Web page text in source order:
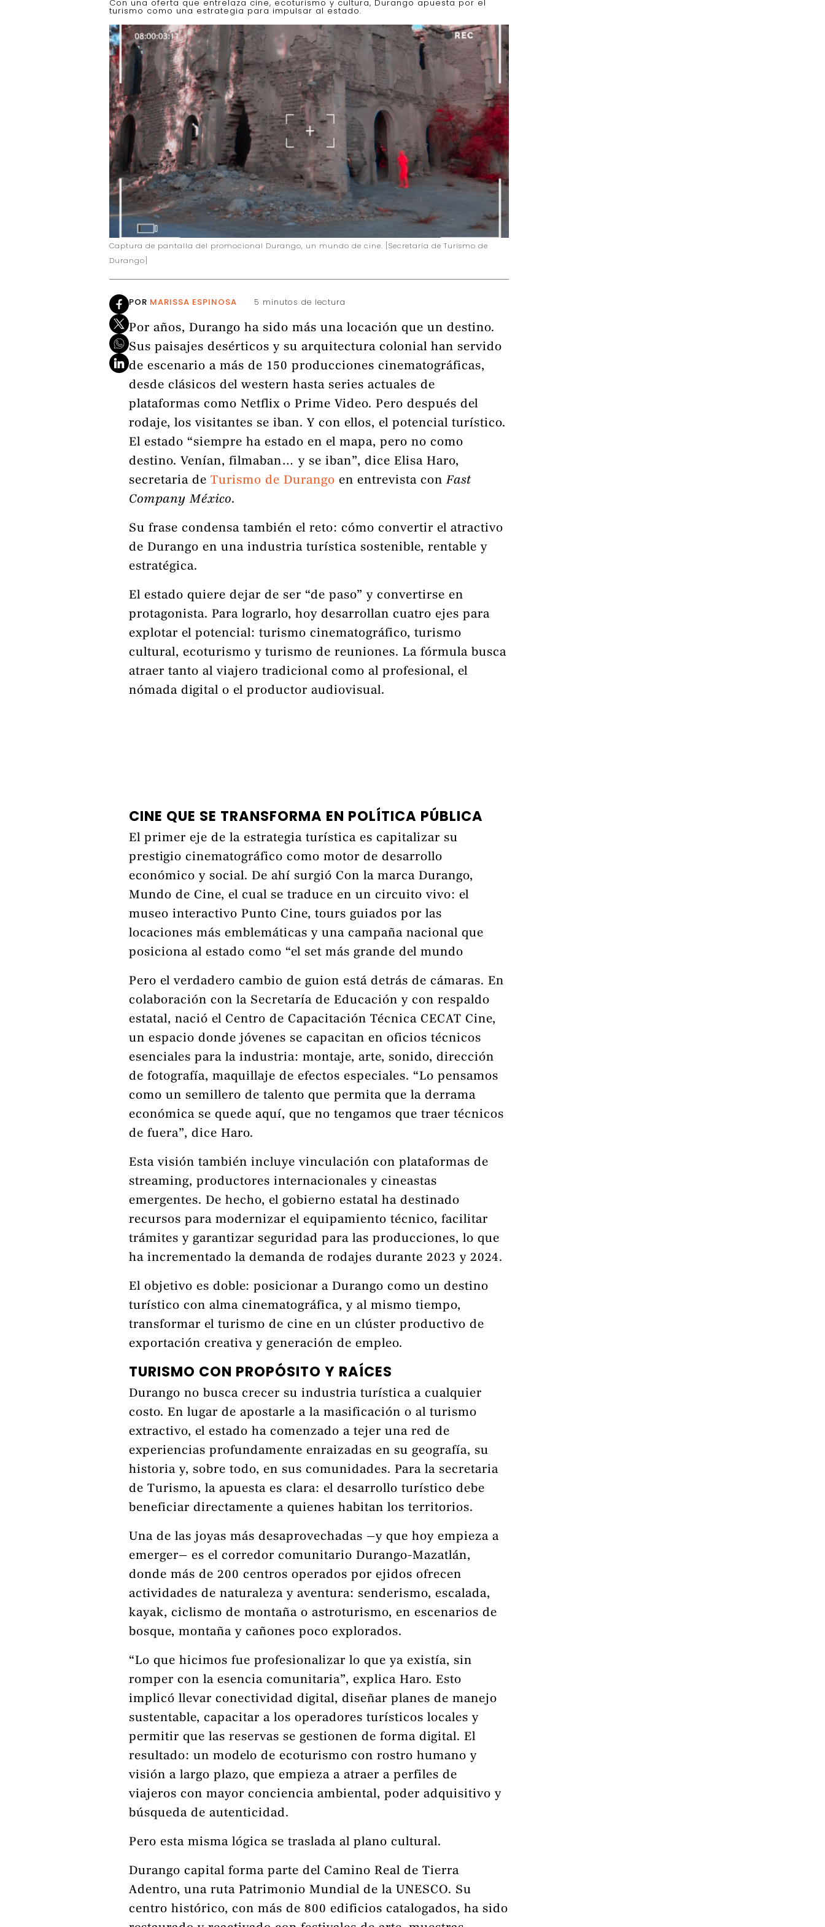
Con una oferta que entrelaza cine, ecoturismo y cultura, Durango apuesta por el
turismo como una estrategia para impulsar al estado.
Captura de pantalla del promocional Durango, un mundo de cine. [Secretaría de Turismo de
Durango]
POR MARISSA ESPINOSA 5 minutos de lectura
Por años, Durango ha sido más una locación que un destino.
Sus paisajes desérticos y su arquitectura colonial han servido
de escenario a más de 150 producciones cinematográficas,
desde clásicos del western hasta series actuales de
plataformas como Netflix o Prime Video. Pero después del
rodaje, los visitantes se iban. Y con ellos, el potencial turístico.
El estado “siempre ha estado en el mapa, pero no como
destino. Venían, filmaban… y se iban”, dice Elisa Haro,
secretaria de Turismo de Durango en entrevista conFast
Company México.
Su frase condensa también el reto: cómo convertir el atractivo
de Durango en una industria turística sostenible, rentable y
estratégica.
El estado quiere dejar de ser “de paso” y convertirse en
protagonista. Para lograrlo, hoy desarrollan cuatro ejes para
explotar el potencial: turismo cinematográfico, turismo
cultural, ecoturismo y turismo de reuniones. La fórmula busca
atraer tanto al viajero tradicional como al profesional, el
nómada digital o el productor audiovisual.
CINE QUE SE TRANSFORMA EN POLÍTICA PÚBLICA
El primer eje de la estrategia turística es capitalizar su
prestigio cinematográfico como motor de desarrollo
económico y social. De ahí surgió Con la marca Durango,
Mundo de Cine, el cual se traduce en un circuito vivo: el
museo interactivo Punto Cine, tours guiados por las
locaciones más emblemáticas y una campaña nacional que
posiciona al estado como “el set más grande del mundo
Pero el verdadero cambio de guion está detrás de cámaras. En
colaboración con la Secretaría de Educación y con respaldo
estatal, nació el Centro de Capacitación Técnica CECAT Cine,
un espacio donde jóvenes se capacitan en oficios técnicos
esenciales para la industria: montaje, arte, sonido, dirección
de fotografía, maquillaje de efectos especiales. “Lo pensamos
como un semillero de talento que permita que la derrama
económica se quede aquí, que no tengamos que traer técnicos
de fuera”, dice Haro.
Esta visión también incluye vinculación con plataformas de
streaming, productores internacionales y cineastas
emergentes. De hecho, el gobierno estatal ha destinado
recursos para modernizar el equipamiento técnico, facilitar
trámites y garantizar seguridad para las producciones, lo que
ha incrementado la demanda de rodajes durante 2023 y 2024.
El objetivo es doble: posicionar a Durango como un destino
turístico con alma cinematográfica, y al mismo tiempo,
transformar el turismo de cine en un clúster productivo de
exportación creativa y generación de empleo.
TURISMO CON PROPÓSITO Y RAÍCES
Durango no busca crecer su industria turística a cualquier
costo. En lugar de apostarle a la masificación o al turismo
extractivo, el estado ha comenzado a tejer una red de
experiencias profundamente enraizadas en su geografía, su
historia y, sobre todo, en sus comunidades. Para la secretaria
de Turismo, la apuesta es clara: el desarrollo turístico debe
beneficiar directamente a quienes habitan los territorios.
Una de las joyas más desaprovechadas —y que hoy empieza a
emerger— es el corredor comunitario Durango-Mazatlán,
donde más de 200 centros operados por ejidos ofrecen
actividades de naturaleza y aventura: senderismo, escalada,
kayak, ciclismo de montaña o astroturismo, en escenarios de
bosque, montaña y cañones poco explorados.
“Lo que hicimos fue profesionalizar lo que ya existía, sin
romper con la esencia comunitaria”, explica Haro. Esto
implicó llevar conectividad digital, diseñar planes de manejo
sustentable, capacitar a los operadores turísticos locales y
permitir que las reservas se gestionen de forma digital. El
resultado: un modelo de ecoturismo con rostro humano y
visión a largo plazo, que empieza a atraer a perfiles de
viajeros con mayor conciencia ambiental, poder adquisitivo y
búsqueda de autenticidad.
Pero esta misma lógica se traslada al plano cultural.
Durango capital forma parte del Camino Real de Tierra
Adentro, una ruta Patrimonio Mundial de la UNESCO. Su
centro histórico, con más de 800 edificios catalogados, ha sido